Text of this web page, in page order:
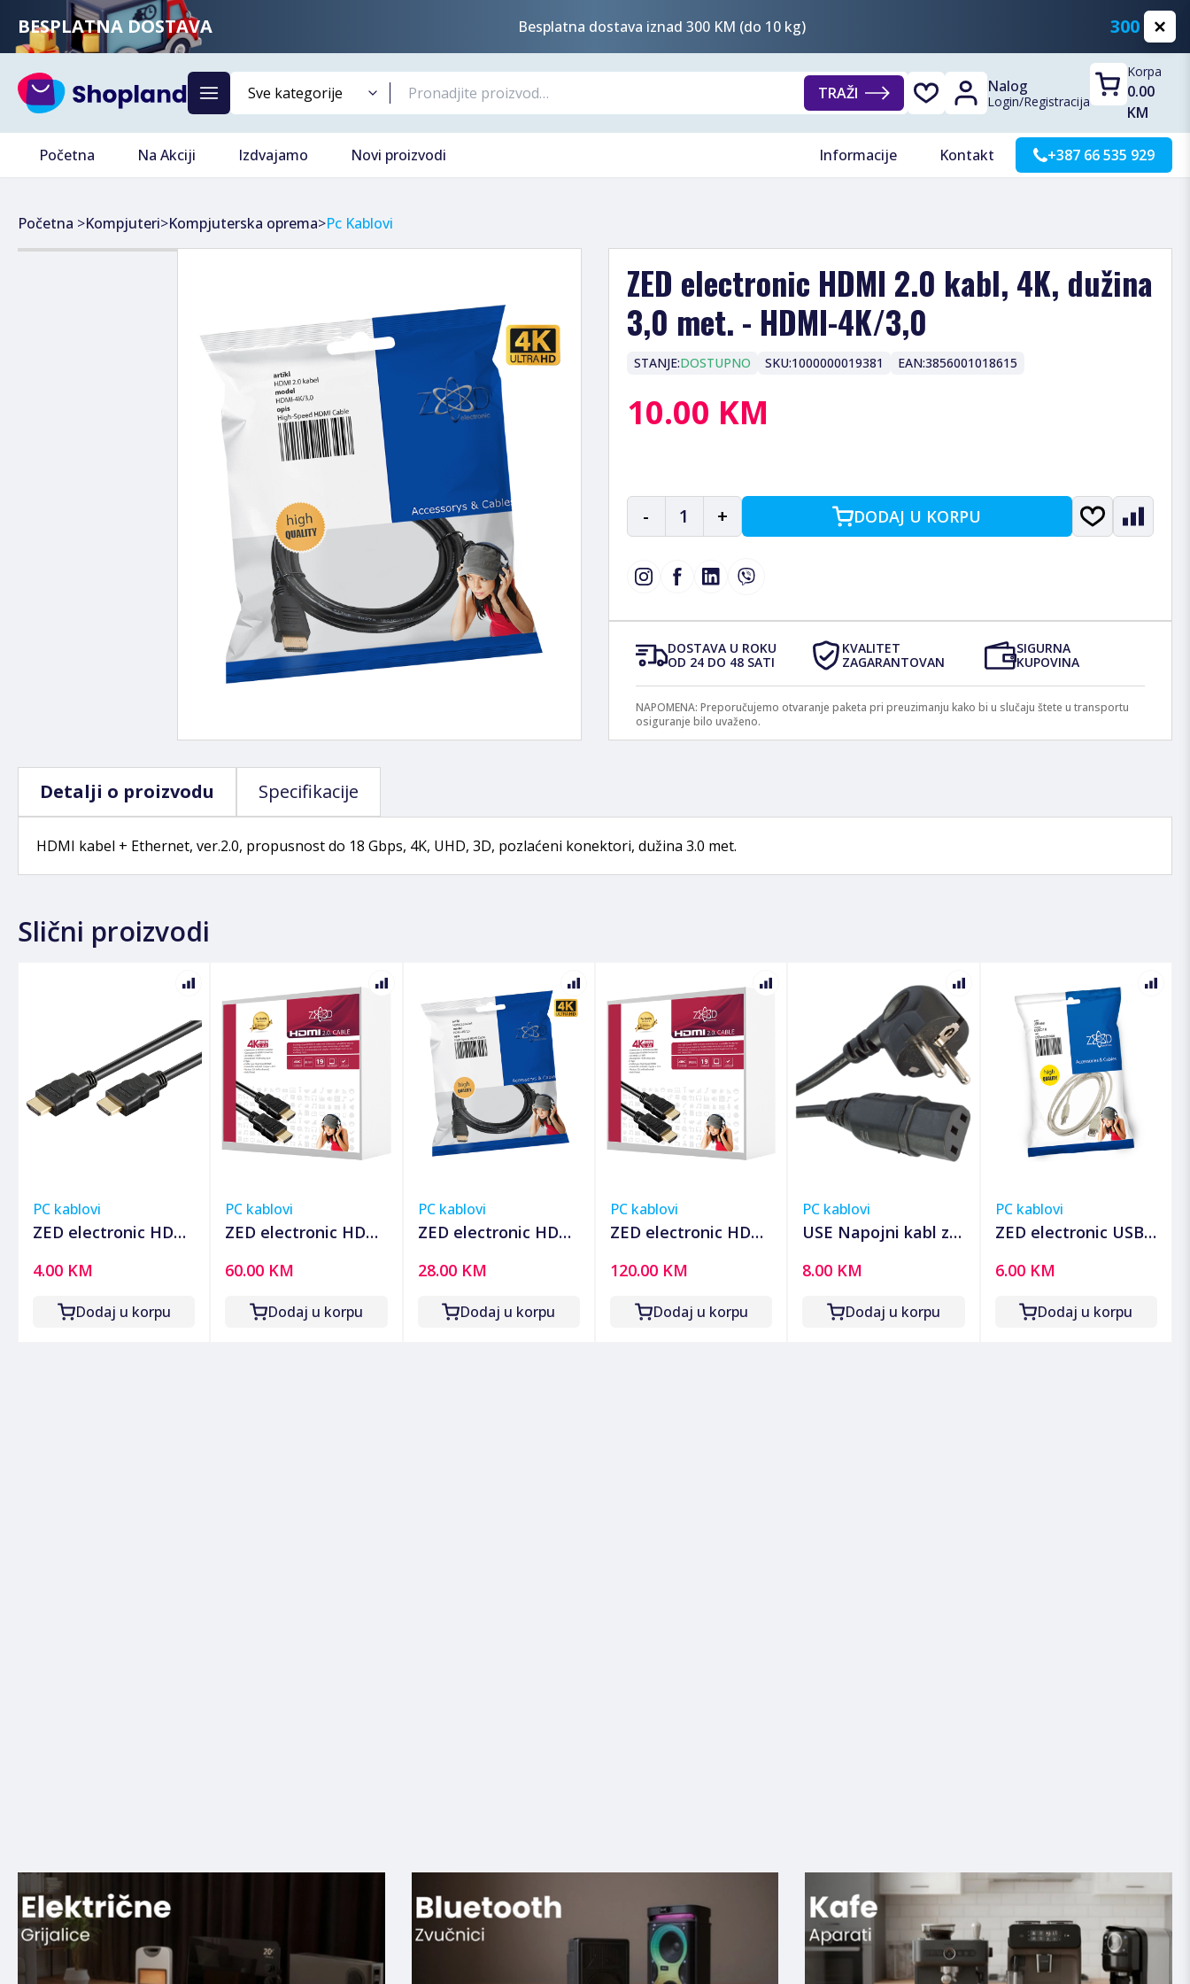
BESPLATNA DOSTAVA Besplatna dostava iznad 300 KM (do 10 kg) 300 KM
TRAŽI Nalog
Login/Registracija
Korpa
0.00
KM
Početna Na Akciji Izdvajamo Novi proizvodi Informacije Kontakt +387 66 535 929
Početna >Kompjuteri>Kompjuterska oprema>Pc Kablovi
ZED electronic HDMI 2.0 kabl, 4K, dužina
3,0 met. - HDMI-4K/3,0
STANJE:DOSTUPNO SKU:1000000019381 EAN:3856001018615
10.00 KM
- 1 + DODAJ U KORPU
DOSTAVA U ROKU
OD 24 DO 48 SATI
KVALITET
ZAGARANTOVAN
SIGURNA
KUPOVINA
NAPOMENA: Preporučujemo otvaranje paketa pri preuzimanju kako bi u slučaju štete u transportu
osiguranje bilo uvaženo.
Detalji o proizvodu Specifikacije
HDMI kabel + Ethernet, ver.2.0, propusnost do 18 Gbps, 4K, UHD, 3D, pozlaćeni konektori, dužina 3.0 met.
Slični proizvodi
PC kablovi
ZED electronic HDMI
verzija 1.4, bulk - BK-
HDMI/1.5
4.00 KM
Dodaj u korpu
PC kablovi
ZED electronic HDMI
15,0 met. - HDMI-
4K/15
60.00 KM
Dodaj u korpu
PC kablovi
ZED electronic HDMI
7,5 met. - HDMI-
4K/7.5
28.00 KM
Dodaj u korpu
PC kablovi
ZED electronic HDMI
20,0 met. - HDMI-
4K/20
120.00 KM
Dodaj u korpu
PC kablovi
USE Napojni kabl za
metara - N 5
8.00 KM
Dodaj u korpu
PC kablovi
ZED electronic USB
dužina 1.8 metara -
USBC/1,8
6.00 KM
Dodaj u korpu